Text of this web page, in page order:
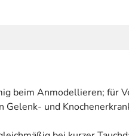
beim Anmodellieren; für
Gelenk- und